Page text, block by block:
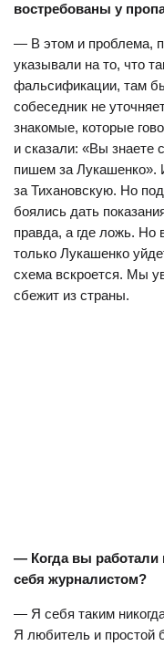
востребованы у
— В этом и проблема,
указывали на то, что
фальсификации, там
собеседник не
знакомые, которые
и сказали: «Вы знаете
пишем за Лукашенко».
за Тихановскую. Но
боялись дать
правда, а где ложь. Но
только Лукашенко
схема вскроется. Мы
сбежит из страны.
— Когда вы работали
себя журналистом?
— Я себя таким
Я любитель и простой